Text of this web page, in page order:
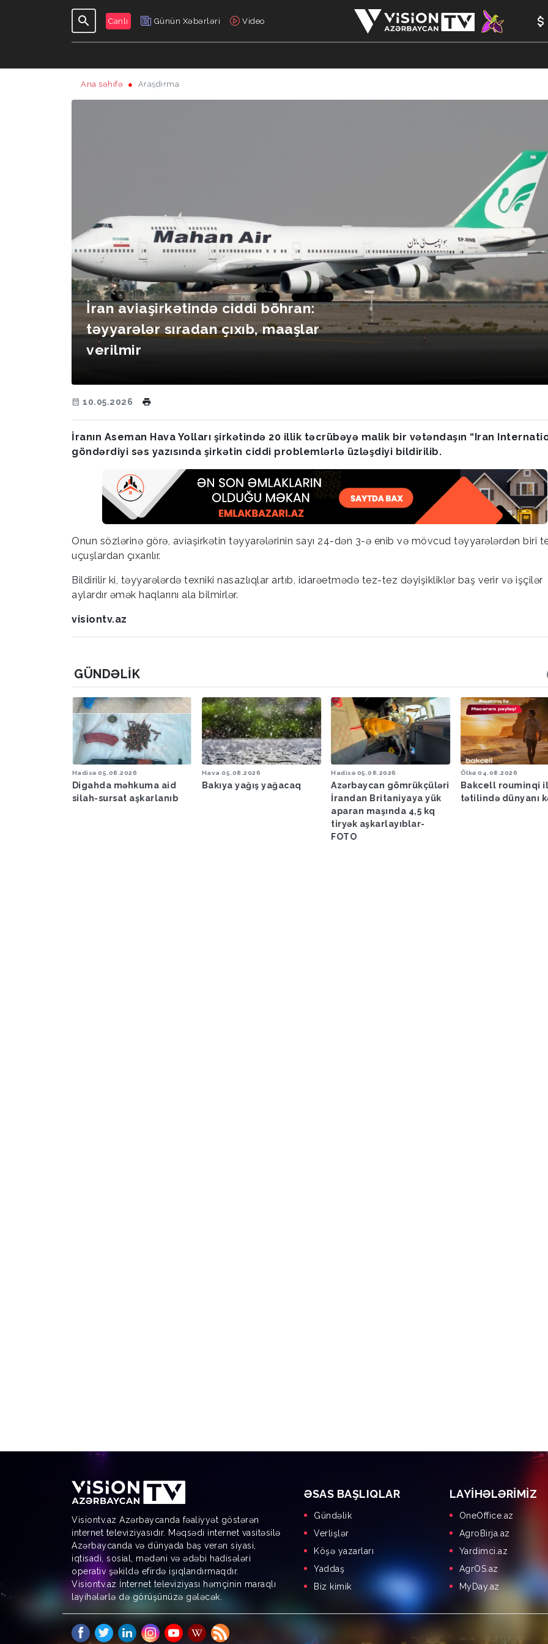
Canlı Günün Xəbərləri Video
GÜNDƏLIK
Ana səhifə Araşdırma
İran aviaşirkətində ciddi böhran:
təyyarələr sıradan çıxıb, maaşlar
verilmir
10.05.2026
İranın Aseman Hava Yolları şirkətində 20 illik təcrübəyə malik bir vətəndaşın “Iran
göndərdiyi səs yazısında şirkətin ciddi problemlərlə üzləşdiyi bildirilib.
Onun sözlərinə görə, aviaşirkətin təyyarələrinin sayı 24-dən 3-ə enib və mövcud təyyarələrdən biri
uçuşlardan çıxarılır.
Bildirilir ki, təyyarələrdə texniki nasazlıqlar artıb, idarəetmədə tez-tez dəyişikliklər baş verir və işçilər
aylardır əmək haqlarını ala bilmirlər.
visiontv.az
GÜNDƏLIK
Hadisə 05.08.2026
Digahda məhkuma aid
silah-sursat aşkarlanıb
Hava 05.08.2026
Bakıya yağış yağacaq
Hadisə 05.08.2026
Azərbaycan gömrükçüləri
İrandan Britaniyaya yük
aparan maşında 4,5 kq
tiryək aşkarlayıblar-
FOTO
Ölkə 04.08.2026
Bakcell rouminqi
tətilində dünyanı
Visiontv.az Azərbaycanda fəaliyyət göstərən
internet televiziyasıdır. Məqsədi internet vasitəsilə
Azərbaycanda və dünyada baş verən siyasi,
iqtisadi, sosial, mədəni və ədəbi hadisələri
operativ şəkildə efirdə işıqlandırmaqdır.
Visiontv.az İnternet televiziyası həmçinin maraqlı
layihələrlə də görüşünüzə gələcək.
ƏSAS BAŞLIQLAR
Gündəlik
Verlişlər
Köşə yazarları
Yaddaş
Biz kimik
LAYIHƏLƏRIMIZ
OneOffice.az
AgroBirja.az
Yardimci.az
AgrOS.az
MyDay.az